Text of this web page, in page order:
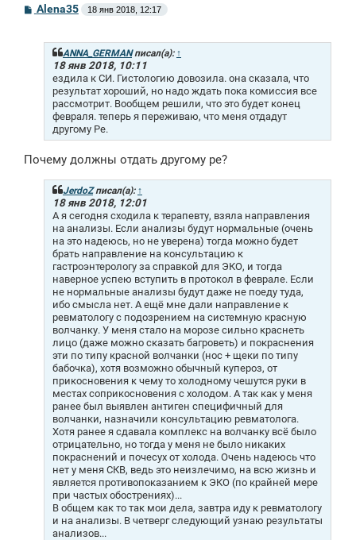
С
о
Alena35 18 янв 2018, 12:17
ANNA_GERMANписал(а): ↑
18 янв 2018, 10:11
ездила к СИ. Гистологию довозила. она сказала, что
результат хороший, но надо ждать пока комиссия все
рассмотрит. Вообщем решили, что это будет конец
февраля. теперь я переживаю, что меня отдадут
другому Ре.
Почему должны отдать другому ре?
JerdoZписал(а): ↑
18 янв 2018, 12:01
А я сегодня сходила к терапевту, взяла направления
на анализы. Если анализы будут нормальные (очень
на это надеюсь, но не уверена) тогда можно будет
брать направление на консультацию к
гастроэнтерологу за справкой для ЭКО, и тогда
наверное успею вступить в протокол в феврале. Если
не нормальные анализы будут даже не поеду туда,
ибо смысла нет. А ещё мне дали направление к
ревматологу с подозрением на системную красную
волчанку. У меня стало на морозе сильно краснеть
лицо (даже можно сказать багроветь) и покраснения
эти по типу красной волчанки (нос + щеки по типу
бабочка), хотя возможно обычный купероз, от
прикосновения к чему то холодному чешутся руки в
местах соприкосновения с холодом. А так как у меня
ранее был выявлен антиген специфичный для
волчанки, назначили консультацию ревматолога.
Хотя ранее я сдавала комплекс на волчанку всё было
отрицательно, но тогда у меня не было никаких
покраснений и почесух от холода. Очень надеюсь что
нет у меня СКВ, ведь это неизлечимо, на всю жизнь и
является противопоказанием к ЭКО (по крайней мере
при частых обострениях)...
В общем как то так мои дела, завтра иду к ревматологу
и на анализы. В четверг следующий узнаю результаты
анализов...